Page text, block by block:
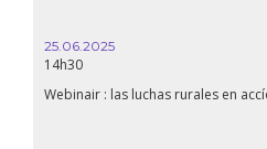
25.06.2025
14h30
Webinair : las luchas rurales en